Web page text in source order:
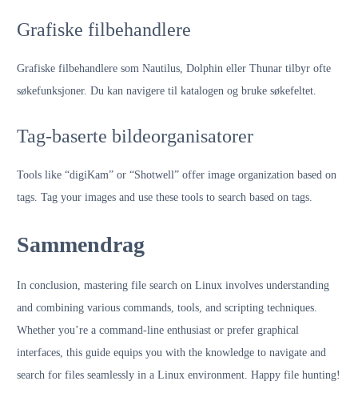
Grafiske filbehandlere
Grafiske filbehandlere som Nautilus, Dolphin eller Thunar tilbyr ofte
søkefunksjoner. Du kan navigere til katalogen og bruke søkefeltet.
Tag-baserte bildeorganisatorer
Tools like “digiKam” or “Shotwell” offer image organization based on
tags. Tag your images and use these tools to search based on tags.
Sammendrag
In conclusion, mastering file search on Linux involves understanding
and combining various commands, tools, and scripting techniques.
Whether you’re a command-line enthusiast or prefer graphical
interfaces, this guide equips you with the knowledge to navigate and
search for files seamlessly in a Linux environment. Happy file hunting!